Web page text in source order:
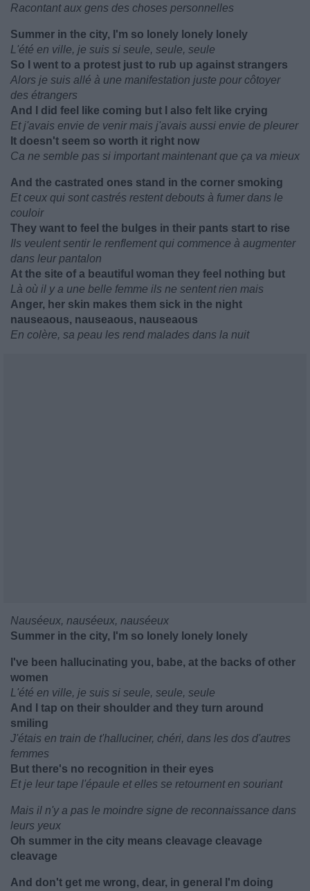
Racontant aux gens des choses personnelles
Summer in the city, I'm so lonely lonely lonely
L'été en ville, je suis si seule, seule, seule
So I went to a protest just to rub up against strangers
Alors je suis allé à une manifestation juste pour côtoyer
des étrangers
And I did feel like coming but I also felt like crying
Et j'avais envie de venir mais j'avais aussi envie de pleurer
It doesn't seem so worth it right now
Ca ne semble pas si important maintenant que ça va mieux
And the castrated ones stand in the corner smoking
Et ceux qui sont castrés restent debouts à fumer dans le
couloir
They want to feel the bulges in their pants start to rise
Ils veulent sentir le renflement qui commence à augmenter
dans leur pantalon
At the site of a beautiful woman they feel nothing but
Là où il y a une belle femme ils ne sentent rien mais
Anger, her skin makes them sick in the night
nauseaous, nauseaous, nauseaous
En colère, sa peau les rend malades dans la nuit
Nauséeux, nauséeux, nauséeux
Summer in the city, I'm so lonely lonely lonely
I've been hallucinating you, babe, at the backs of other
women
L'été en ville, je suis si seule, seule, seule
And I tap on their shoulder and they turn around
smiling
J'étais en train de t'halluciner, chéri, dans les dos d'autres
femmes
But there's no recognition in their eyes
Et je leur tape l'épaule et elles se retournent en souriant
Mais il n'y a pas le moindre signe de reconnaissance dans
leurs yeux
Oh summer in the city means cleavage cleavage
cleavage
And don't get me wrong, dear, in general I'm doing